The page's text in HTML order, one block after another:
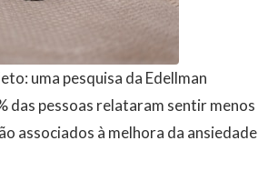
uma pesquisa da Edellman
das pessoas relataram sentir menos
associados à melhora da ansiedade